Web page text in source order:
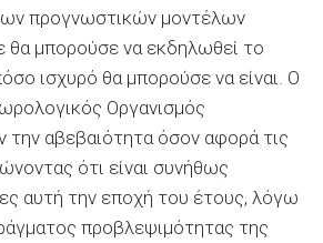
προγνωστικών μοντέλων
θα μπορούσε να εκδηλωθεί το
ισχυρό θα μπορούσε να είναι. Ο
Οργανισμός
την αβεβαιότητα όσον αφορά τις
ότι είναι συνήθως
αυτή την εποχή του έτους, λόγω
προβλεψιμότητας της